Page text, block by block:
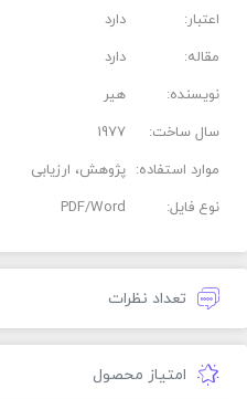
اعتبار:
دارد
مقاله:
دارد
نویسنده:
هیر
سال ساخت:
1977
موارد استفاده: پژوهش، ارزیابی
نوع فایل:
PDF/Word
تعداد نظرات
امتیاز محصول